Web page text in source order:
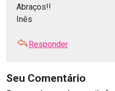
Abraços!!
Inês
Responder
Seu Comentário